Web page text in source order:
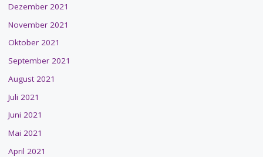
Dezember 2021
November 2021
Oktober 2021
September 2021
August 2021
Juli 2021
Juni 2021
Mai 2021
April 2021